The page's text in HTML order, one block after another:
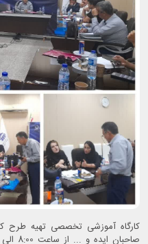
کارگاه آموزشی تخصصی تهیه طرح